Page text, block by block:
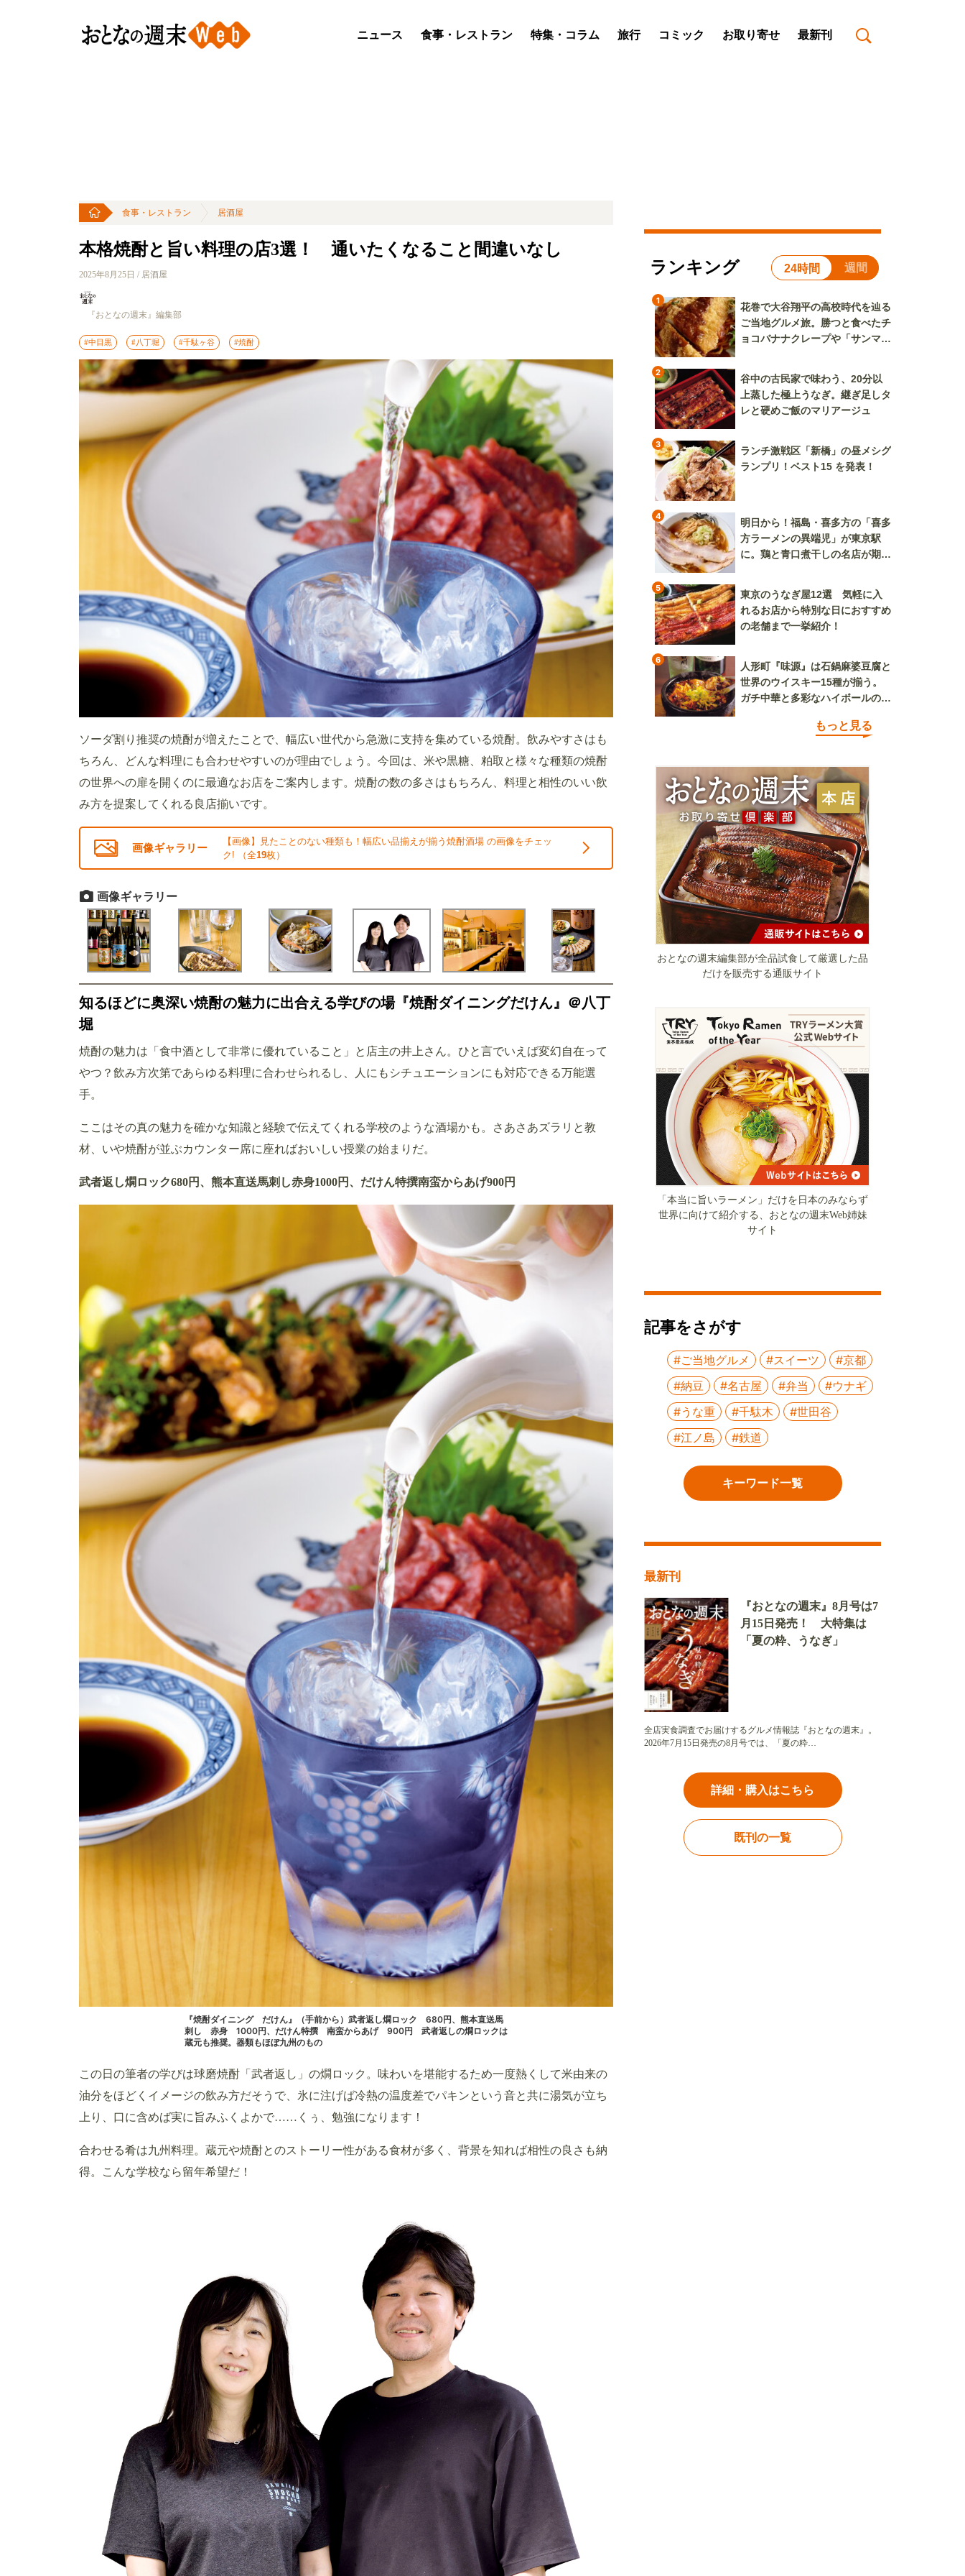
ニュース 食事・レストラン 特集・コラム 旅行 コミック お取り寄せ 最新刊
食事・レストラン 居酒屋
本格焼酎と旨い料理の店3選！ 通いたくなること間違いなし
2025年8月25日 / 居酒屋
『おとなの週末』編集部
#中目黒 #八丁堀 #千駄ヶ谷 #焼酎
ソーダ割り推奨の焼酎が増えたことで、幅広い世代から急激に支持を集めている焼酎。飲みやすさはも
ちろん、どんな料理にも合わせやすいのが理由でしょう。今回は、米や黒糖、粕取と様々な種類の焼酎
の世界への扉を開くのに最適なお店をご案内します。焼酎の数の多さはもちろん、料理と相性のいい飲
み方を提案してくれる良店揃いです。
画像ギャラリー
【画像】見たことのない種類も！幅広い品揃えが揃う焼酎酒場 の画像をチェッ
ク! （全19枚）
画像ギャラリー
知るほどに奥深い焼酎の魅力に出合える学びの場『焼酎ダイニングだけん』＠八丁
堀
焼酎の魅力は「食中酒として非常に優れていること」と店主の井上さん。ひと言でいえば変幻自在って
やつ？飲み方次第であらゆる料理に合わせられるし、人にもシチュエーションにも対応できる万能選
手。
ここはその真の魅力を確かな知識と経験で伝えてくれる学校のような酒場かも。さあさあズラリと教
材、いや焼酎が並ぶカウンター席に座ればおいしい授業の始まりだ。
武者返し燗ロック680円、熊本直送馬刺し赤身1000円、だけん特撰南蛮からあげ900円
『焼酎ダイニング だけん』（手前から）武者返し燗ロック 680円、熊本直送馬
刺し 赤身 1000円、だけん特撰 南蛮からあげ 900円 武者返しの燗ロックは
蔵元も推奨。器類もほぼ九州のもの
この日の筆者の学びは球磨焼酎「武者返し」の燗ロック。味わいを堪能するため一度熱くして米由来の
油分をほどくイメージの飲み方だそうで、氷に注げば冷熱の温度差でパキンという音と共に湯気が立ち
上り、口に含めば実に旨みふくよかで……くぅ、勉強になります！
合わせる肴は九州料理。蔵元や焼酎とのストーリー性がある食材が多く、背景を知れば相性の良さも納
得。こんな学校なら留年希望だ！
ランキング 24時間 週間
1
花巻で大谷翔平の高校時代を辿る
ご当地グルメ旅。勝つと食べたチ
ョコバナナクレープや「サンマー
2
谷中の古民家で味わう、20分以
上蒸した極上うなぎ。継ぎ足しタ
レと硬めご飯のマリアージュ
3
ランチ激戦区「新橋」の昼メシグ
ランプリ！ベスト15 を発表！
4
明日から！福島・喜多方の「喜多
方ラーメンの異端児」が東京駅
に。鶏と青口煮干しの名店が期間
5
東京のうなぎ屋12選 気軽に入
れるお店から特別な日におすすめ
の老舗まで一挙紹介！
6
人形町『味源』は石鍋麻婆豆腐と
世界のウイスキー15種が揃う。
ガチ中華と多彩なハイボールの組
もっと見る
おとなの週末編集部が全品試食して厳選した品
だけを販売する通販サイト
「本当に旨いラーメン」だけを日本のみならず
世界に向けて紹介する、おとなの週末Web姉妹
サイト
記事をさがす
#ご当地グルメ #スイーツ
#京都
#納豆
#名古屋 #弁当
#ウナギ
#うな重
#千駄木
#世田谷
#江ノ島
#鉄道
キーワード一覧
最新刊
『おとなの週末』8月号は7
月15日発売！ 大特集は
「夏の粋、うなぎ」
全店実食調査でお届けするグルメ情報誌『おとなの週末』。
2026年7月15日発売の8月号では、「夏の粋…
詳細・購入はこちら
既刊の一覧